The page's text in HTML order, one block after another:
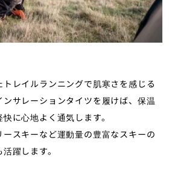
レイルランニングで肌寒さを感じる
サレーションタイツを履けば、保温
に心地よく通気します。
スキーなど運動量の豊富なスキーの
躍します。